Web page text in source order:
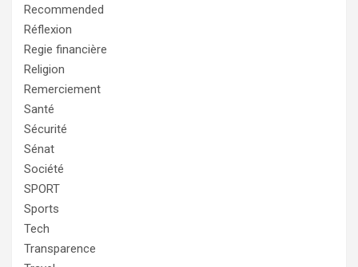
Recommended
Réflexion
Regie financière
Religion
Remerciement
Santé
Sécurité
Sénat
Société
SPORT
Sports
Tech
Transparence